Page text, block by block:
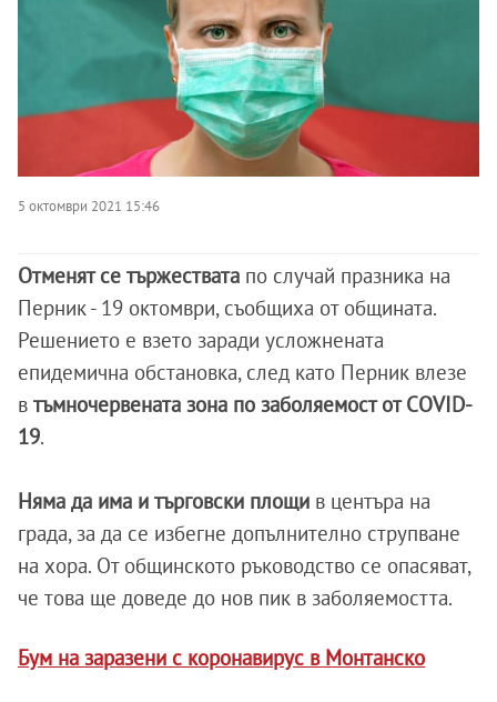
5 октомври 2021 15:46
Отменят се тържествата по случай празника на
Перник - 19 октомври, съобщиха от общината.
Решението е взето заради усложнената
епидемична обстановка, след като Перник влезе
в тъмночервената зона по заболяемост от COVID-
19.
Няма да има и търговски площи в центъра на
града, за да се избегне допълнително струпване
на хора. От общинското ръководство се опасяват,
че това ще доведе до нов пик в заболяемостта.
Бум на заразени с коронавирус в Монтанско